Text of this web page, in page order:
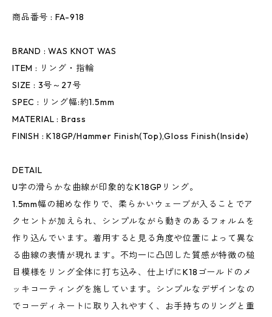
商品番号 : FA-918
BRAND : WAS KNOT WAS
ITEM : リング・指輪
SIZE : 3号～27号
SPEC : リング幅:約1.5mm
MATERIAL : Brass
FINISH : K18GP/Hammer Finish(Top),Gloss Finish(Inside)
DETAIL
U字の滑らかな曲線が印象的なK18GPリング。
1.5mm幅の細めな作りで、柔らかいウェーブが入ることでア
クセントが加えられ、シンプルながら動きのあるフォルムを
作り込んでいます。着用すると見る角度や位置によって異な
る曲線の表情が現れます。不均一に凸凹した質感が特徴の槌
目模様をリング全体に打ち込み、仕上げにK18ゴールドのメ
ッキコーティングを施しています。シンプルなデザインなの
でコーディネートに取り入れやすく、お手持ちのリングと重